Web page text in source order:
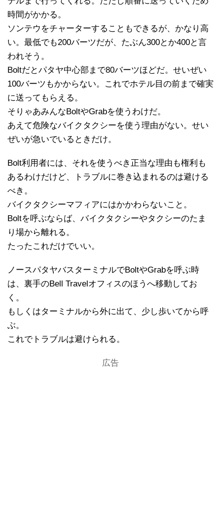
時間がかかる。
ソンテウをチャーターすることもできるが、かなり高
い。最低でも200バーツだが、たぶん300とか400と言
われそう。
Boltだとパタヤ中心部まで80バーツほどだ。せいぜい
100バーツもかからない。これでホテル目の前まで確実
に送ってもらえる。
そりゃあみんなBoltやGrabを使うわけだ。
あえて危険なバイクタクシーを使う理由がない。せい
ぜいが急いでいるときだけ。
Bolt利用者には、それを使うべき正当な理由も権利も
あるわけだけど、トラブルに巻き込まれるのは避ける
べき。
バイクタクシーマフィアにはかかわらないこと。
Boltを呼ぶならば、バイクタクシーやタクシーのたま
り場から離れる。
たったこれだけでいい。
ノースパタヤバスターミナルでBoltやGrabを呼ぶ時
は、裏手のBell Travelオフィスのほうへ移動してお
く。
もしくはターミナルから外に出て、少し歩いてから呼
ぶ。
これでトラブルは避けられる。
広告